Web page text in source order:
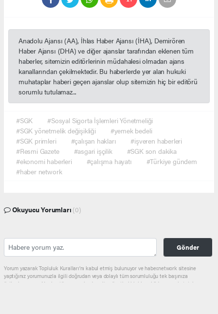
Anadolu Ajansı (AA), İhlas Haber Ajansı (İHA), Demirören
Haber Ajansı (DHA) ve diğer ajanslar tarafından eklenen tüm
haberler, sitemizin editörlerinin müdahalesi olmadan ajans
kanallarından çekilmektedir. Bu haberlerde yer alan hukuki
muhataplar haberi geçen ajanslar olup sitemizin hiç bir editörü
sorumlu tutulamaz...
#SGK
#Sosyal Sigorta İşlemleri Yönetmeliği
#SGK yönetmelik değişikliği
#yemek bedeli
#SGK primleri
#çalışan hakları
#işveren haberleri
#Resmi Gazete
#asgari işçilik
#SGK son dakika
#ekonomi haberleri
#çalışma hayatı
#Türkiye gündem
#haber network
Okuyucu Yorumları (0)
Gönder
Yorum yazarak Topluluk Kuralları’nı kabul etmiş bulunuyor ve haber.network sitesine
yaptığınız yorumunuzla ilgili doğrudan veya dolaylı tüm sorumluluğu tek başınıza
üstleniyorsunuz. Yazılan tüm yorumlardan site yönetimi hiçbir şekilde sorumlu tutulamaz.